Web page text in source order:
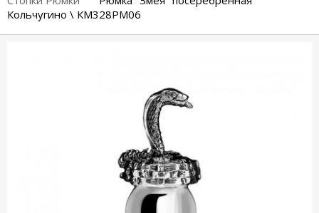
Кольчугино \ КМ328РМ06